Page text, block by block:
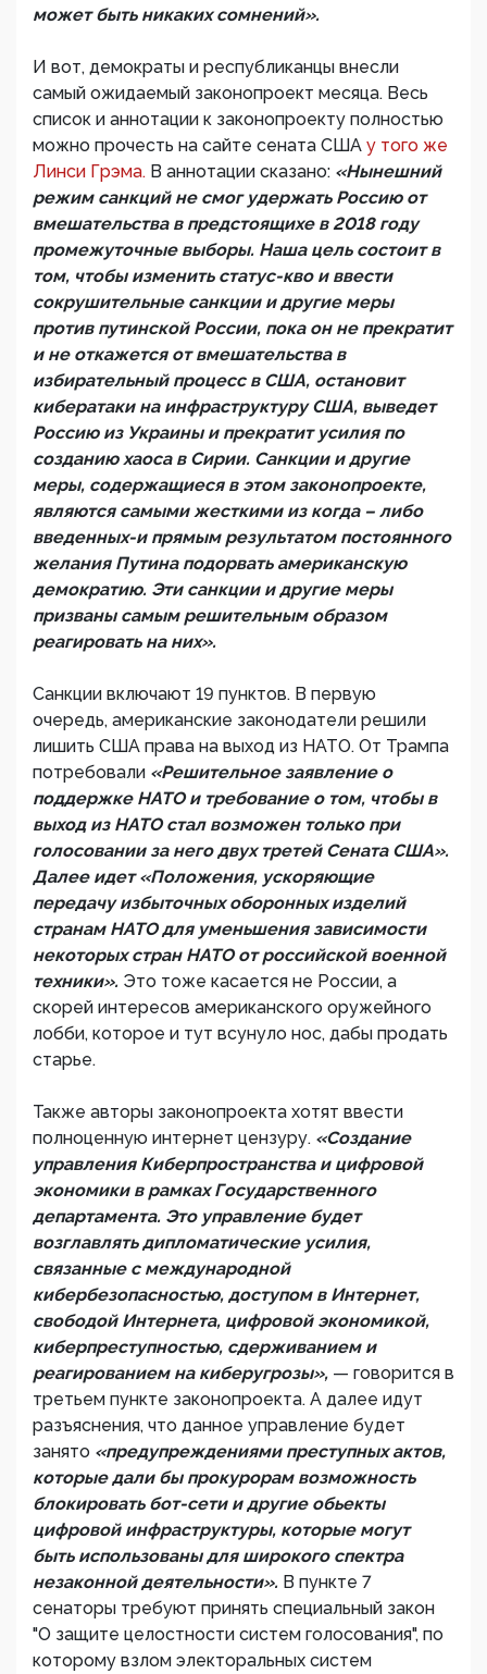
может быть никаких сомнений».
И вот, демократы и республиканцы внесли
самый ожидаемый законопроект месяца. Весь
список и аннотации к законопроекту полностью
можно прочесть на сайте сената США у того же
Линси Грэма. В аннотации сказано: «Нынешний
режим санкций не смог удержать Россию от
вмешательства в предстоящихе в 2018 году
промежуточные выборы. Наша цель состоит в
том, чтобы изменить статус-кво и ввести
сокрушительные санкции и другие меры
против путинской России, пока он не прекратит
и не откажется от вмешательства в
избирательный процесс в США, остановит
кибератаки на инфраструктуру США, выведет
Россию из Украины и прекратит усилия по
созданию хаоса в Сирии. Санкции и другие
меры, содержащиеся в этом законопроекте,
являются самыми жесткими из когда – либо
введенных-и прямым результатом постоянного
желания Путина подорвать американскую
демократию. Эти санкции и другие меры
призваны самым решительным образом
реагировать на них».
Санкции включают 19 пунктов. В первую
очередь, американские законодатели решили
лишить США права на выход из НАТО. От Трампа
потребовали «Решительное заявление о
поддержке НАТО и требование о том, чтобы в
выход из НАТО стал возможен только при
голосовании за него двух третей Сената США».
Далее идет «Положения, ускоряющие
передачу избыточных оборонных изделий
странам НАТО для уменьшения зависимости
некоторых стран НАТО от российской военной
техники». Это тоже касается не России, а
скорей интересов американского оружейного
лобби, которое и тут всунуло нос, дабы продать
старье.
Также авторы законопроекта хотят ввести
полноценную интернет цензуру. «Создание
управления Киберпространства и цифровой
экономики в рамках Государственного
департамента. Это управление будет
возглавлять дипломатические усилия,
связанные с международной
кибербезопасностью, доступом в Интернет,
свободой Интернета, цифровой экономикой,
киберпреступностью, сдерживанием и
реагированием на киберугрозы», — говорится в
третьем пункте законопроекта. А далее идут
разъяснения, что данное управление будет
занято «предупреждениями преступных актов,
которые дали бы прокурорам возможность
блокировать бот-сети и другие обьекты
цифровой инфраструктуры, которые могут
быть использованы для широкого спектра
незаконной деятельности». В пункте 7
сенаторы требуют принять специальный закон
"О защите целостности систем голосования", по
которому взлом электоральных систем